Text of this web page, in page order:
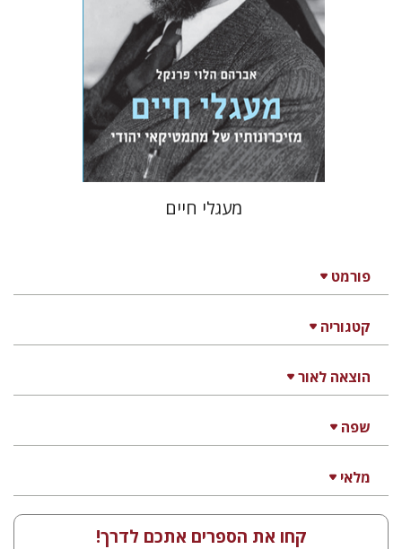
פורמט
קטגוריה
הוצאה לאור
שפה
מלאי
הנחת אתר ספר מודפס
$35
$32
מעגלי חיים
קחו את הספרים אתכם לדרך!